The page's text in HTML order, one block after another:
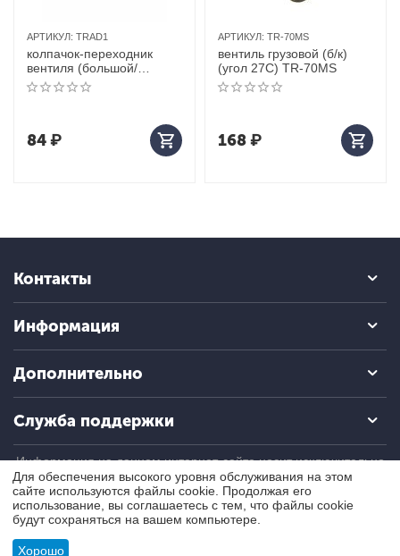
АРТИКУЛ: TRAD1
колпачок-переходник
вентиля (большой/
стандарт)
84₽
АРТИКУЛ: TR-70MS
вентиль грузовой (б/к)
(угол 27С) TR-70MS
168₽
Контакты
Информация
Дополнительно
Служба поддержки
Информация на данном интернет-сайте носит исключительно
информационный (ознакомительный) характер и ни при каких
условиях не является публичной офертой, определяемой
положениями Статьи 437 Гражданского кодекса РФ.
© 2004 - 2026 ПроБаланс. Все права защищены.
Для обеспечения высокого уровня обслуживания на этом
сайте используются файлы cookie. Продолжая его
использование, вы соглашаетесь с тем, что файлы cookie
будут сохраняться на вашем компьютере.
Хорошо